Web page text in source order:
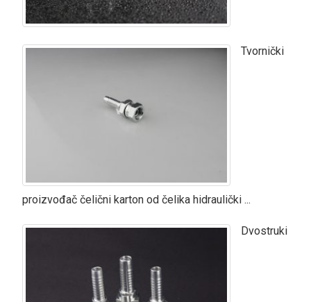
Tvornički
proizvođač čelični karton od čelika hidraulički ...
Dvostruki